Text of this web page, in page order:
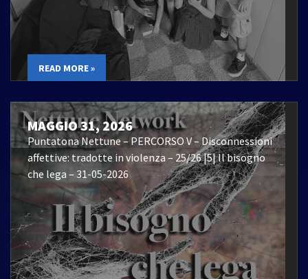
READ MORE »
MAGGIO 31, 2026
Puntatona Nettune – PERCORSO V – Disconnessioni
affettive: tradotte in violenza – 25/26 |5| Il bisogno
che lega – 31-05-2026